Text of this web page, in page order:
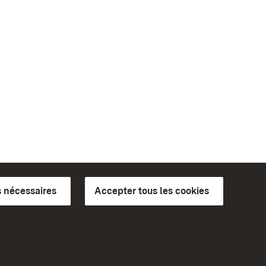
Accepter tous les cookies